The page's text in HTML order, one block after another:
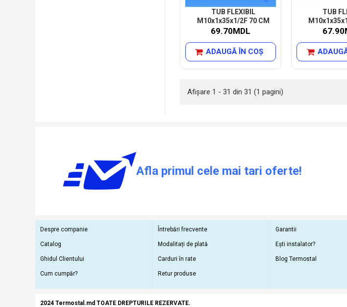
TUB FLEXIBIL
M10x1x35x1/2F 70 CM
69.70MDL
ADAUGĂ ÎN COŞ
TUB
Afişare 1 - 31 din 31 (1 pagini)
Afla primul cele mai tari oferte!
Despre companie
Catalog
Ghidul Clientului
Cum cumpăr?
Întrebări frecvente
Modalitați de plată
Carduri în rate
Retur produse
Garantii
Ești instalator?
Blog Termostal
2024 Termostal.md TOATE DREPTURILE REZERVATE.